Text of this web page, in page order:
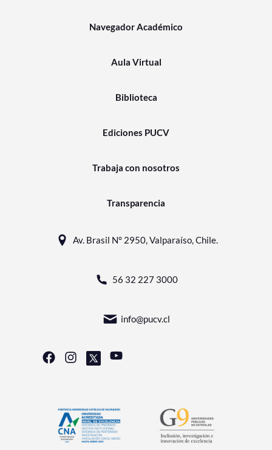
Navegador Académico
Aula Virtual
Biblioteca
Ediciones PUCV
Trabaja con nosotros
Transparencia
Av. Brasil N° 2950, Valparaíso, Chile.
56 32 227 3000
info@pucv.cl